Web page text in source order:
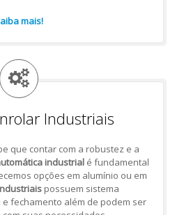
mais!
Industriais
que contar com a robustez e a
industrialé fundamental
opções em alumínio ou em
possuem sistema
fechamento além de podem ser